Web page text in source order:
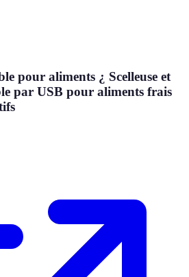
pour aliments ¿ Scelleuse et
par USB pour aliments frais